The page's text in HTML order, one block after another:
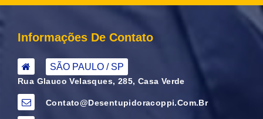
Informações De Contato
SÃO PAULO / SP
Rua Glauco Velasques, 285, Casa Verde
Contato@desentupidoracoppi.com.br